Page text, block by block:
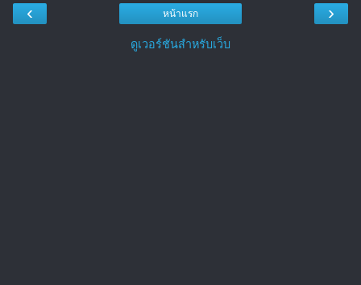
‹ ›
หน้าแรก
ดูเวอร์ชันสำหรับเว็บ